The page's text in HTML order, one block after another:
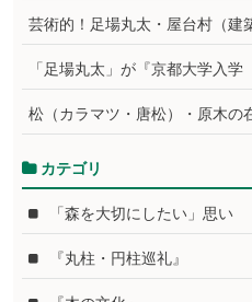
芸術的！足場丸太・屋台村（建
「足場丸太」が『京都大学入
松（カラマツ・唐松）・原木の
カテゴリ
「森を大切にしたい」思い
『丸柱・円柱巡礼』